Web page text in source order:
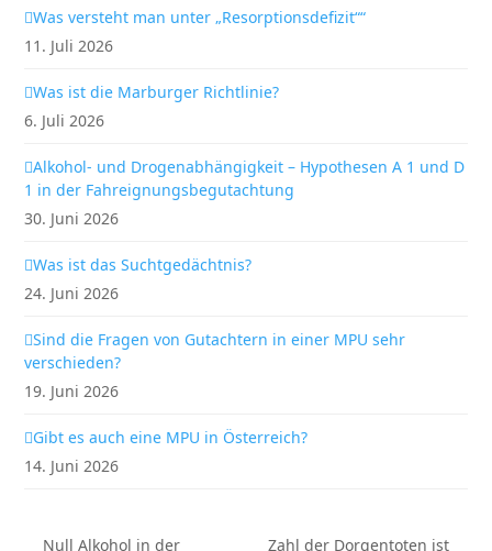
Was versteht man unter „Resorptionsdefizit““
11. Juli 2026
Was ist die Marburger Richtlinie?
6. Juli 2026
Alkohol- und Drogenabhängigkeit – Hypothesen A 1 und D
1 in der Fahreignungsbegutachtung
30. Juni 2026
Was ist das Suchtgedächtnis?
24. Juni 2026
Sind die Fragen von Gutachtern in einer MPU sehr
verschieden?
19. Juni 2026
Gibt es auch eine MPU in Österreich?
14. Juni 2026
Null Alkohol in der Zahl der Dorgentoten ist